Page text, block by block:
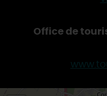
Office de